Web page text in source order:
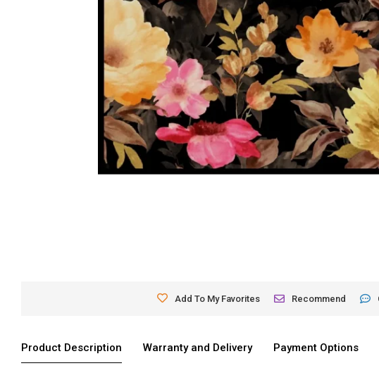
Add To My Favorites Recommend
Product Description Warranty and Delivery Payment Options